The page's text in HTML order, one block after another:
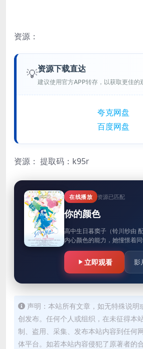
资源：
💡资源下载直达
建议使用官方APP转存，以获取更佳的
夸克网盘
百度网盘
资源： 提取码：k95r
在线播放 资源已匹配
你的颜色
高中生日暮窦子（铃川纱由
内心颜色的能力，她憧憬着
配音）身上亮丽的色彩。作
的旧书店找到了她，并结识…
立即观看 影
声明：本站所有文章，如无特殊说明
创发布。任何个人或组织，在未征得本
制、盗用、采集、发布本站内容到任何
体平台。如若本站内容侵犯了原著者的